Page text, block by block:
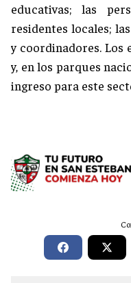
educativas; las
residentes locales;
y coordinadores. Los
y, en los parques
ingreso para este